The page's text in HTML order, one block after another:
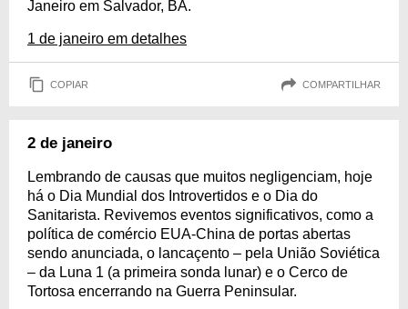
Janeiro em Salvador, BA.
1 de janeiro em detalhes
COPIAR COMPARTILHAR
2 de janeiro
Lembrando de causas que muitos negligenciam, hoje
há o Dia Mundial dos Introvertidos e o Dia do
Sanitarista. Revivemos eventos significativos, como a
política de comércio EUA-China de portas abertas
sendo anunciada, o lancaçento – pela União Soviética
– da Luna 1 (a primeira sonda lunar) e o Cerco de
Tortosa encerrando na Guerra Peninsular.